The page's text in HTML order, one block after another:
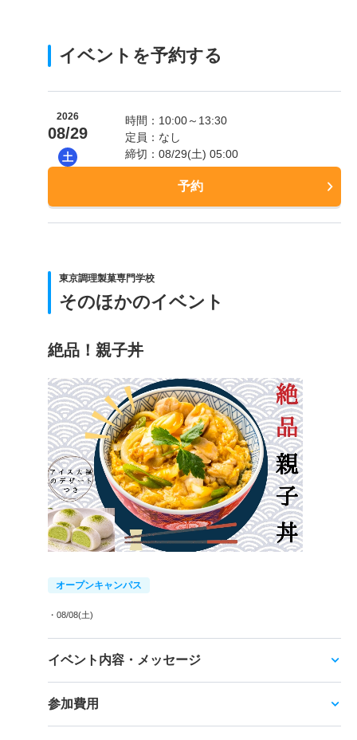
イベントを予約する
2026
08/29
土
時間：10:00～13:30
定員：なし
締切：08/29(土) 05:00
予約
東京調理製菓専門学校
そのほかのイベント
絶品！親子丼
オープンキャンパス
・08/08(土)
イベント内容・メッセージ
参加費用